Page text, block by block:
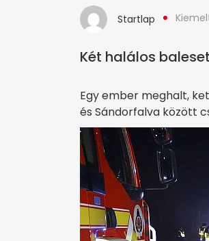
Startlap
Két halálos
Egy ember meghalt,
és Sándorfalva között